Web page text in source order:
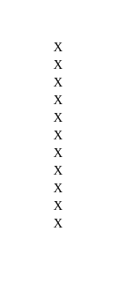
X
X
X
X
X
X
X
X
X
X
X